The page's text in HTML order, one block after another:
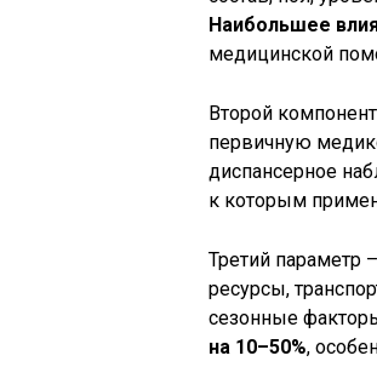
Наибольшее
медицинской
Второй
первичную
диспансерное
к которым
Третий параметр
ресурсы,
сезонные
на 10–50%,